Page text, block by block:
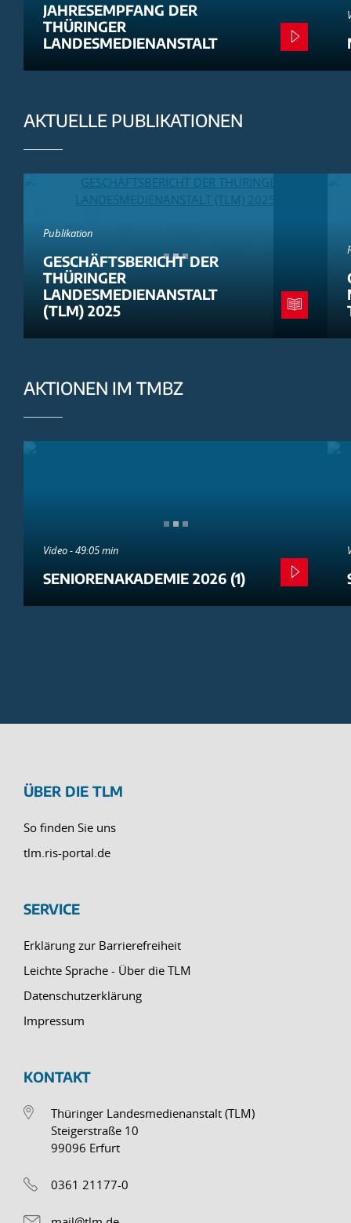
JAHRESEMPFANG DER
THÜRINGER
LANDESMEDIENANSTALT
AKTUELLE PUBLIKATIONEN
Publikation
GESCHÄFTSBERICHT DER
THÜRINGER
LANDESMEDIENANSTALT
(TLM) 2025
AKTIONEN IM TMBZ
Video - 49:05 min
SENIORENAKADEMIE 2026 (1)
ÜBER DIE TLM
So finden Sie uns
tlm.ris-portal.de
SERVICE
Erklärung zur Barrierefreiheit
Leichte Sprache - Über die TLM
Datenschutzerklärung
Impressum
KONTAKT
Thüringer Landesmedienanstalt (TLM)
Steigerstraße 10
99096 Erfurt
0361 21177-0